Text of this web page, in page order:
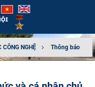
CÔNG NGHỆ Thông báo